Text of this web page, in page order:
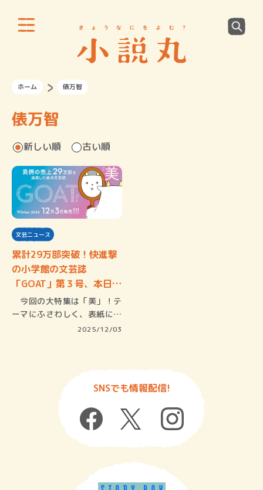
ホーム 俵万智
俵万智
新しい順 古い順
文芸ニュース
累計29万部突破！快進撃
の小学館の文芸誌
「GOAT」第３号、本日発
売！
今回の大特集は「美」！テ
ーマにふさわしく、表紙には
2025/12/03
SNSでも情報配信!